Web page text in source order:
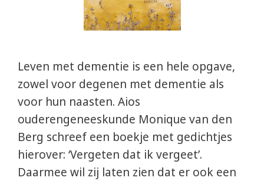
Leven met dementie is een hele opgave,
zowel voor degenen met dementie als
voor hun naasten. Aios
ouderengeneeskunde Monique van den
Berg schreef een boekje met gedichtjes
hierover: ‘Vergeten dat ik vergeet’.
Daarmee wil zij laten zien dat er ook een